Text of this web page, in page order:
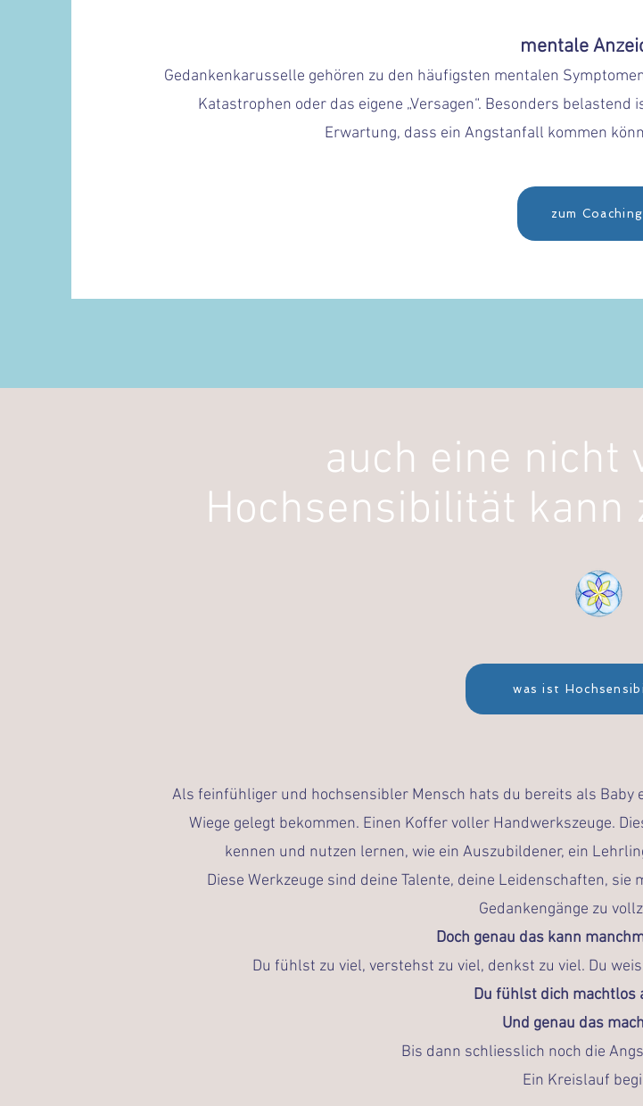
mentale
Gedankenkarusselle gehören zu den häufigsten mentalen
Katastrophen oder das eigene „Versagen“. Besonders
Erwartung, dass ein Angstanfall kommen
zum Coaching
auch eine nicht
Hochsensibilität kann
was ist
Als feinfühliger und hochsensibler Mensch hats du bereits als
Wiege gelegt bekommen. Einen Koffer voller Handwerkszeuge.
kennen und nutzen lernen, wie ein Auszubildener, ein
Diese Werkzeuge sind deine Talente, deine Leidenschaften,
Gedankengänge zu
Doch genau das kann
Du fühlst zu viel, verstehst zu viel, denkst zu viel. Du
Du fühlst dich machtlos
Und genau das
Bis dann schliesslich noch die
Ein Kreislauf